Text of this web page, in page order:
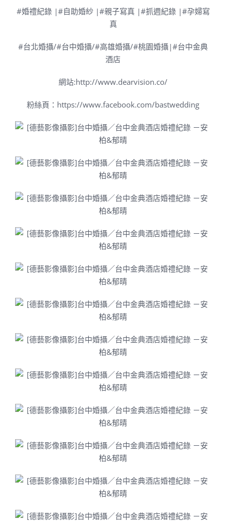
#婚禮紀錄 |#自助婚紗 |#親子寫真 |#抓週紀錄 |#孕婦寫
真
#台北婚攝/#台中婚攝/#高雄婚攝/#桃園婚攝|#台中金典
酒店
網站:http://www.dearvision.co/
粉絲頁： https://www.facebook.com/bastwedding